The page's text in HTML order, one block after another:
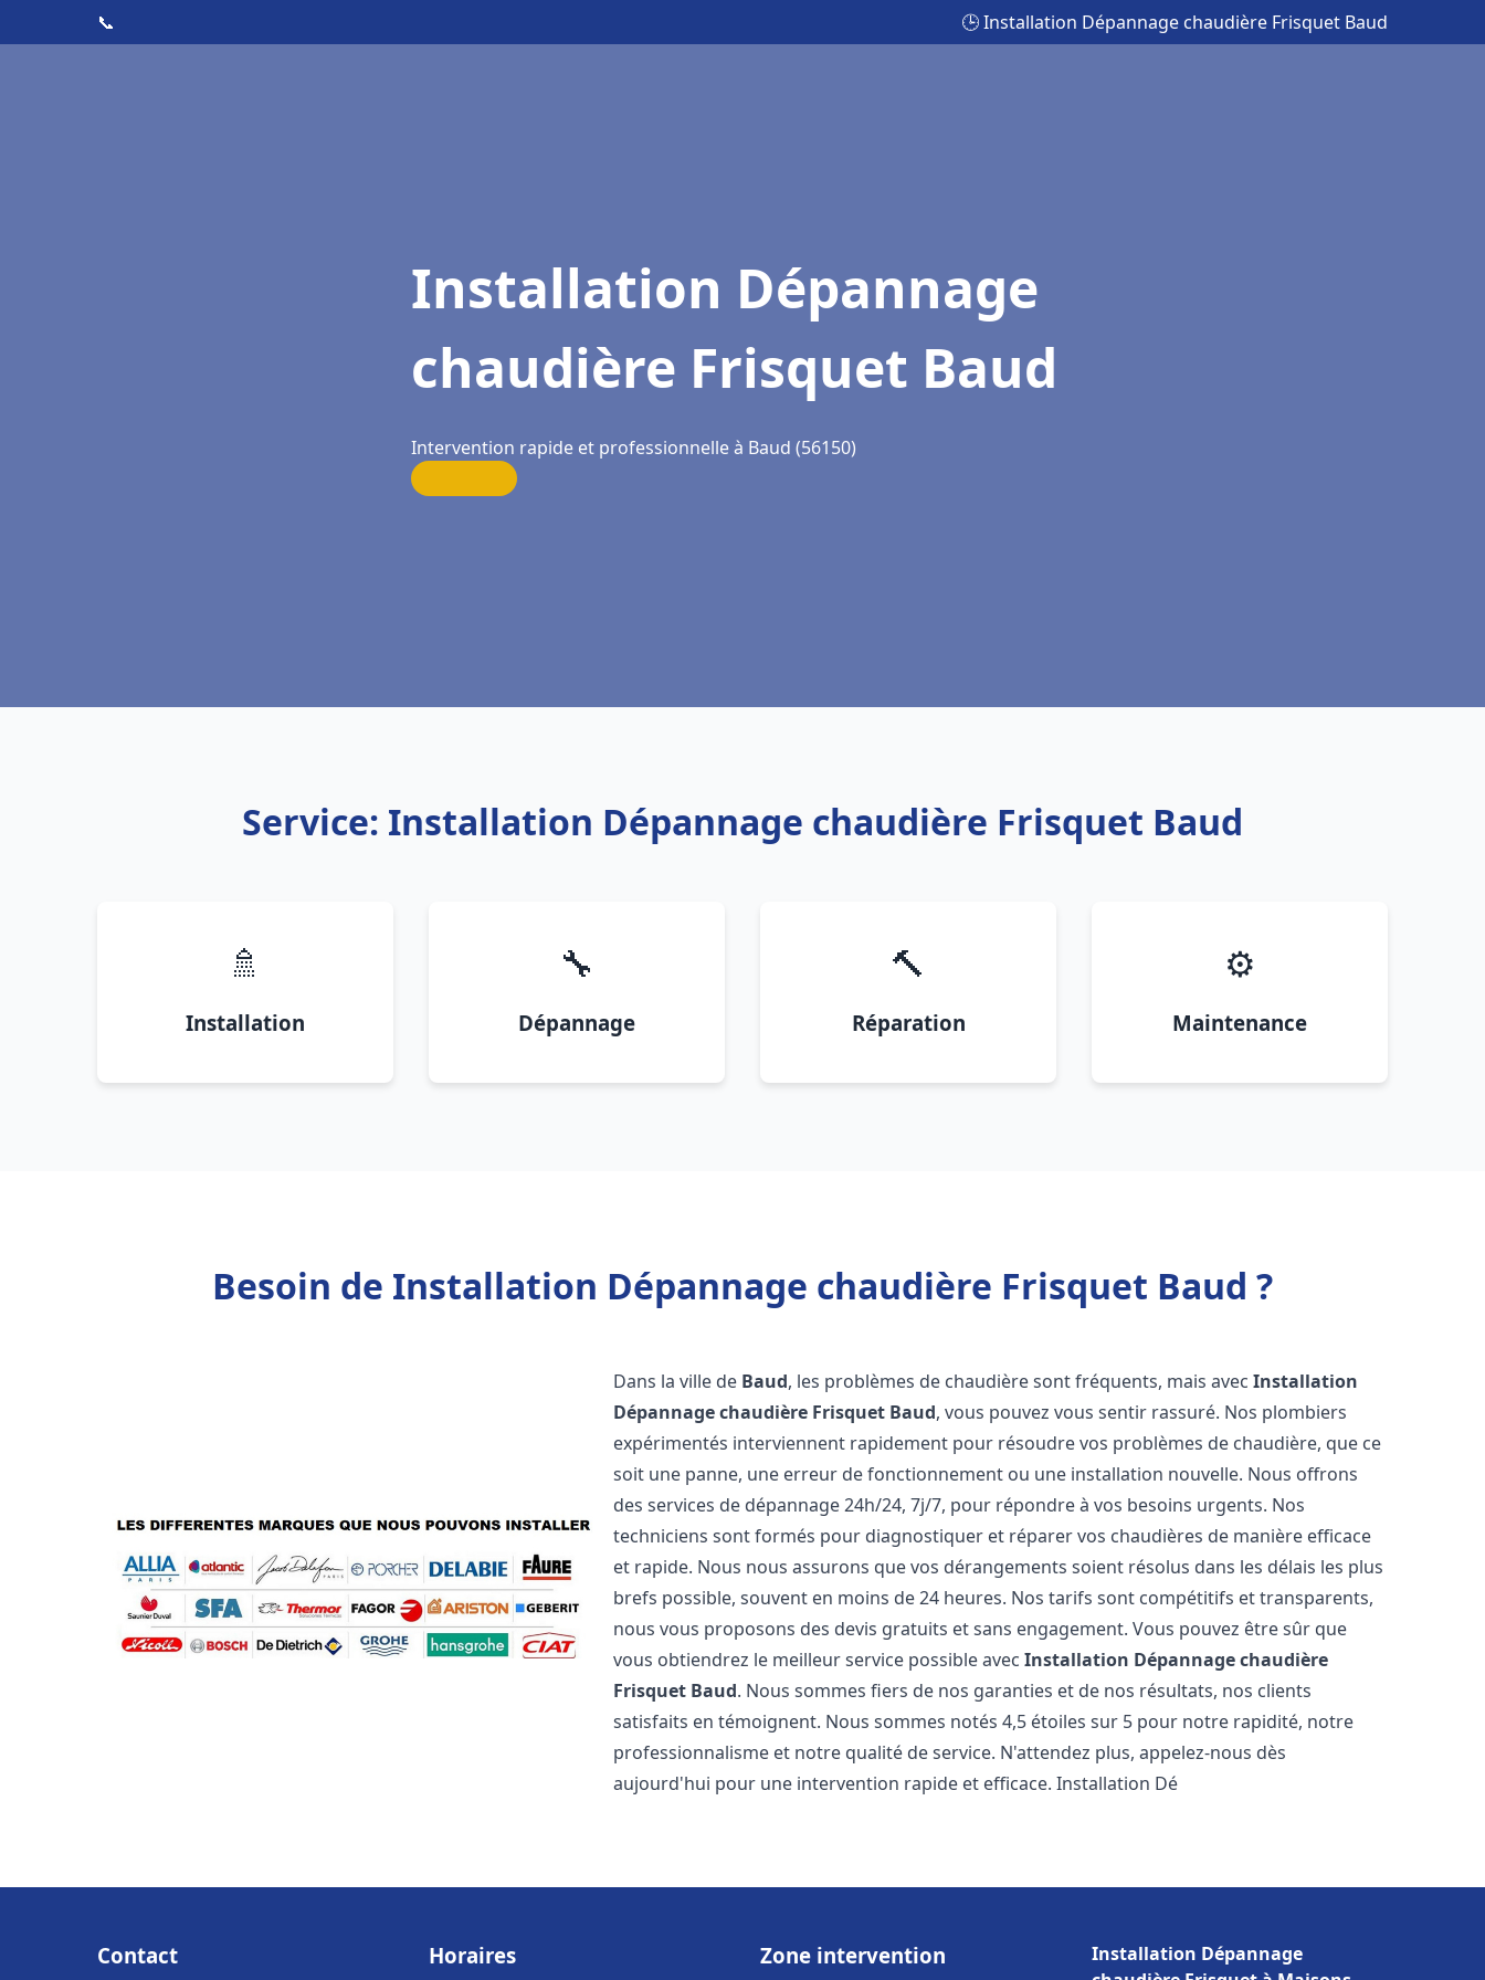
📞 🕒 Installation Dépannage chaudière Frisquet Baud
Installation Dépannage
chaudière Frisquet Baud
Intervention rapide et professionnelle à Baud (56150)
Service: Installation Dépannage chaudière Frisquet Baud
🚿
Installation
🔧
Dépannage
🔨
Réparation
⚙️
Maintenance
Besoin de Installation Dépannage chaudière Frisquet Baud ?
Dans la ville de Baud, les problèmes de chaudière sont fréquents, mais avecInstallation
Dépannage chaudière Frisquet Baud, vous pouvez vous sentir rassuré. Nos plombiers
expérimentés interviennent rapidement pour résoudre vos problèmes de chaudière, que ce
soit une panne, une erreur de fonctionnement ou une installation nouvelle. Nous offrons
des services de dépannage 24h/24, 7j/7, pour répondre à vos besoins urgents. Nos
techniciens sont formés pour diagnostiquer et réparer vos chaudières de manière efficace
et rapide. Nous nous assurons que vos dérangements soient résolus dans les délais les plus
brefs possible, souvent en moins de 24 heures. Nos tarifs sont compétitifs et transparents,
nous vous proposons des devis gratuits et sans engagement. Vous pouvez être sûr que
vous obtiendrez le meilleur service possible avecInstallation Dépannage chaudière
Frisquet Baud. Nous sommes fiers de nos garanties et de nos résultats, nos clients
satisfaits en témoignent. Nous sommes notés 4,5 étoiles sur 5 pour notre rapidité, notre
professionnalisme et notre qualité de service. N'attendez plus, appelez-nous dès
aujourd'hui pour une intervention rapide et efficace. Installation Dé
Contact Horaires Zone intervention
Installation Dépannage